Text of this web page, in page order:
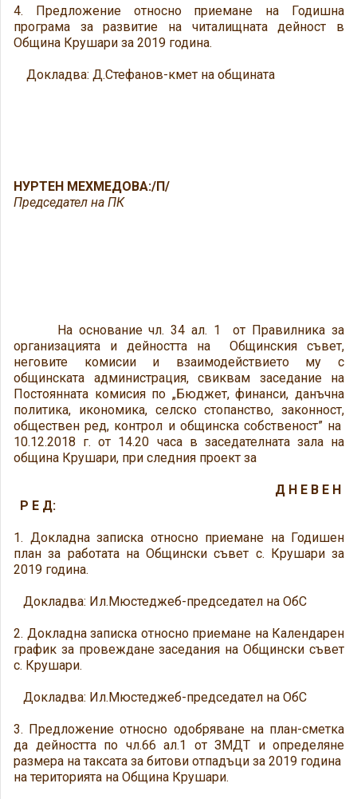
4. Предложение относно приемане на Годишна
програма за развитие на читалищната дейност в
Община Крушари за 2019 година.
Докладва: Д.Стефанов-кмет на общината
НУРТЕН МЕХМЕДОВА:/П/
Председател на ПК
На основание чл. 34 ал. 1 от Правилника за
организацията и дейността на Общинския съвет,
неговите комисии и взаимодействието му с
общинската администрация, свиквам заседание на
Постоянната комисия по „Бюджет, финанси, данъчна
политика, икономика, селско стопанство, законност,
обществен ред, контрол и общинска собственост” на
10.12.2018 г. от 14.20 часа в заседателната зала на
община Крушари, при следния проект за
Д Н Е В Е Н
Р Е Д:
1. Докладна записка относно приемане на Годишен
план за работата на Общински съвет с. Крушари за
2019 година.
Докладва: Ил.Мюстеджеб-председател на ОбС
2. Докладна записка относно приемане на Календарен
график за провеждане заседания на Общински съвет
с. Крушари.
Докладва: Ил.Мюстеджеб-председател на ОбС
3. Предложение относно одобряване на план-сметка
да дейността по чл.66 ал.1 от ЗМДТ и определяне
размера на таксата за битови отпадъци за 2019 година
на територията на Община Крушари.